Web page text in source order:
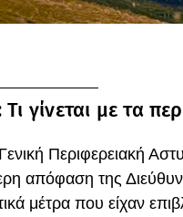
γίνεται με τα
Περιφερειακή
απόφαση της
μέτρα που είχαν